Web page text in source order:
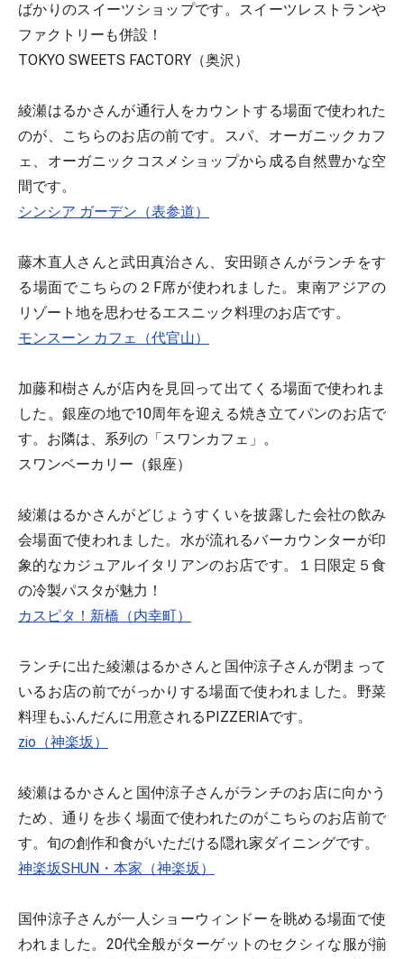
ばかりのスイーツショップです。スイーツレストランや
ファクトリーも併設！
TOKYO SWEETS FACTORY（奥沢）
綾瀬はるかさんが通行人をカウントする場面で使われた
のが、こちらのお店の前です。スパ、オーガニックカフ
ェ、オーガニックコスメショップから成る自然豊かな空
間です。
シンシア ガーデン（表参道）
藤木直人さんと武田真治さん、安田顕さんがランチをす
る場面でこちらの２F席が使われました。東南アジアの
リゾート地を思わせるエスニック料理のお店です。
モンスーン カフェ（代官山）
加藤和樹さんが店内を見回って出てくる場面で使われま
した。銀座の地で10周年を迎える焼き立てパンのお店で
す。お隣は、系列の「スワンカフェ」。
スワンベーカリー（銀座）
綾瀬はるかさんがどじょうすくいを披露した会社の飲み
会場面で使われました。水が流れるバーカウンターが印
象的なカジュアルイタリアンのお店です。１日限定５食
の冷製パスタが魅力！
カスピタ！新橋（内幸町）
ランチに出た綾瀬はるかさんと国仲涼子さんが閉まって
いるお店の前でがっかりする場面で使われました。野菜
料理もふんだんに用意されるPIZZERIAです。
zio（神楽坂）
綾瀬はるかさんと国仲涼子さんがランチのお店に向かう
ため、通りを歩く場面で使われたのがこちらのお店前で
す。旬の創作和食がいただける隠れ家ダイニングです。
神楽坂SHUN・本家（神楽坂）
国仲涼子さんが一人ショーウィンドーを眺める場面で使
われました。20代全般がターゲットのセクシィな服が揃